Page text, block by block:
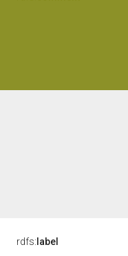
rdfs: label